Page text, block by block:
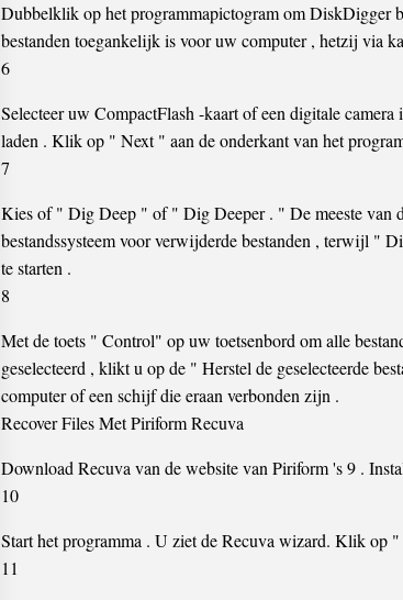
Dubbelklik op het programmapictogram om DiskDigger
bestanden toegankelijk is voor uw computer , hetzij via
6
Selecteer uw CompactFlash -kaart of een digitale
laden . Klik op " Next " aan de onderkant van het
7
Kies of " Dig Deep " of " Dig Deeper . " De meeste van
bestandssysteem voor verwijderde bestanden , terwijl "
te starten .
8
Met de toets " Control" op uw toetsenbord om alle
geselecteerd , klikt u op de " Herstel de geselecteerde
computer of een schijf die eraan verbonden zijn .
Recover Files Met Piriform Recuva
Download Recuva van de website van Piriform 's 9 .
10
Start het programma . U ziet de Recuva wizard. Klik op
11